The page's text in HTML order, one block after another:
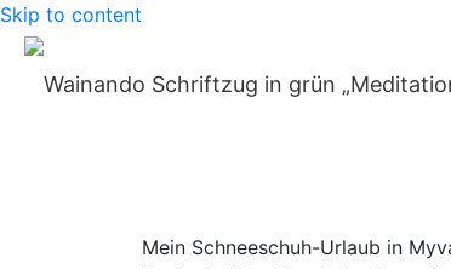
Skip to content
Mein Schneeschuh-Urlaub in